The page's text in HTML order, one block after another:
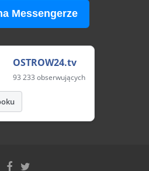
Messengerze
OSTROW24.tv
93 233 obserwujących